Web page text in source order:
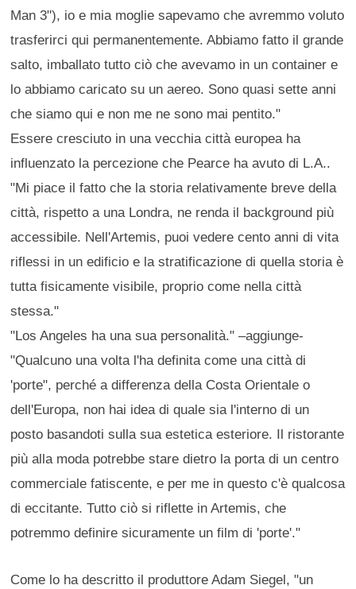
Man 3"), io e mia moglie sapevamo che avremmo voluto
trasferirci qui permanentemente. Abbiamo fatto il grande
salto, imballato tutto ciò che avevamo in un container e
lo abbiamo caricato su un aereo. Sono quasi sette anni
che siamo qui e non me ne sono mai pentito."
Essere cresciuto in una vecchia città europea ha
influenzato la percezione che Pearce ha avuto di L.A..
"Mi piace il fatto che la storia relativamente breve della
città, rispetto a una Londra, ne renda il background più
accessibile. Nell'Artemis, puoi vedere cento anni di vita
riflessi in un edificio e la stratificazione di quella storia è
tutta fisicamente visibile, proprio come nella città
stessa."
"Los Angeles ha una sua personalità." –aggiunge-
"Qualcuno una volta l'ha definita come una città di
'porte", perché a differenza della Costa Orientale o
dell'Europa, non hai idea di quale sia l'interno di un
posto basandoti sulla sua estetica esteriore. Il ristorante
più alla moda potrebbe stare dietro la porta di un centro
commerciale fatiscente, e per me in questo c'è qualcosa
di eccitante. Tutto ciò si riflette in Artemis, che
potremmo definire sicuramente un film di 'porte'."
Come lo ha descritto il produttore Adam Siegel, "un